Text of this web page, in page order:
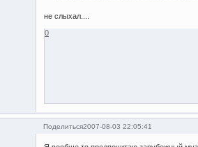
не слыхал....
0
Поделиться2007-08-03 22:05:41